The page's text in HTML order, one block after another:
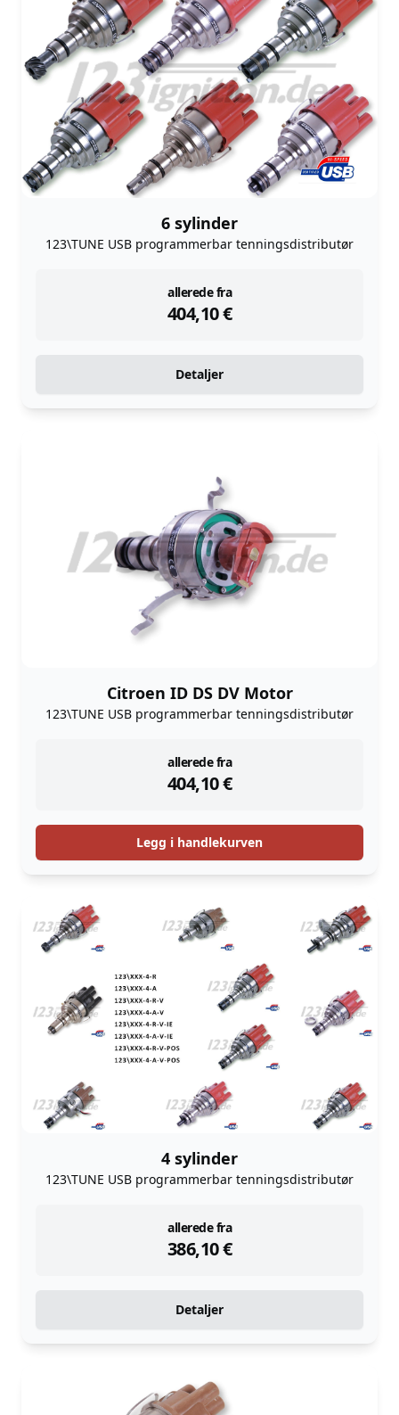
6 sylinder
123\TUNE USB programmerbar tenningsdistributør
allerede fra
404,10€
instock
Detaljer
Citroen ID DS DV Motor
123\TUNE USB programmerbar tenningsdistributør
allerede fra
404,10€
instock
Legg i handlekurven
4 sylinder
123\TUNE USB programmerbar tenningsdistributør
allerede fra
386,10€
instock
Detaljer